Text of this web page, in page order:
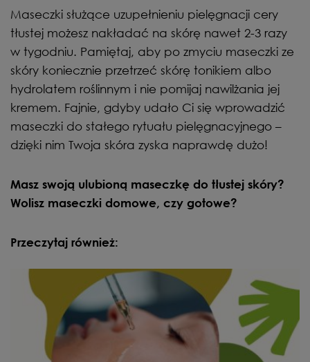
Maseczki służące uzupełnieniu pielęgnacji cery
tłustej możesz nakładać na skórę nawet 2-3 razy
w tygodniu. Pamiętaj, aby po zmyciu maseczki ze
skóry koniecznie przetrzeć skórę tonikiem albo
hydrolatem roślinnym i nie pomijaj nawilżania jej
kremem. Fajnie, gdyby udało Ci się wprowadzić
maseczki do stałego rytuału pielęgnacyjnego –
dzięki nim Twoja skóra zyska naprawdę dużo!
Masz swoją ulubioną maseczkę do tłustej skóry?
Wolisz maseczki domowe, czy gotowe?
Przeczytaj również: